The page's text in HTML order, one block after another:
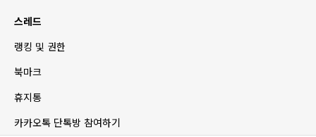
스레드
랭킹 및 권한
북마크
휴지통
카카오톡 단톡방 참여하기